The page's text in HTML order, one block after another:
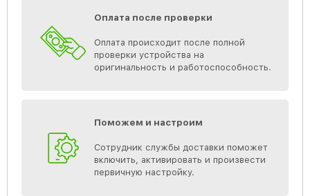
Оплата после проверки
Оплата происходит после полной
проверки устройства на
оригинальность и работоспособность.
Поможем и настроим
Сотрудник службы доставки поможет
включить, активировать и произвести
первичную настройку.